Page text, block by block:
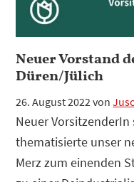
Neuer Vorstand
Düren/Jülich
26. August 2022von
Neuer
thematisierte unser
Merz zum einenden